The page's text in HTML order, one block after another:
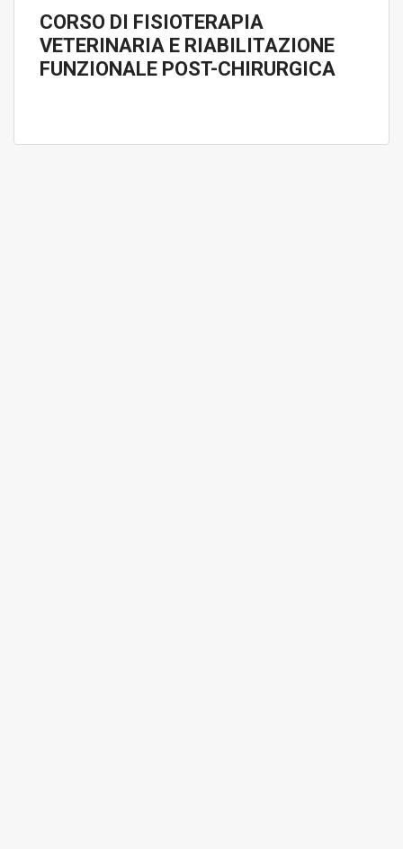
CORSO DI FISIOTERAPIA
VETERINARIA E RIABILITAZIONE
FUNZIONALE POST-CHIRURGICA